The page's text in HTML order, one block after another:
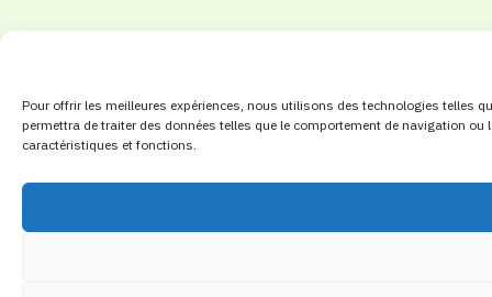
Pour offrir les meilleures expériences, nous utilisons des technologies telles
permettra de traiter des données telles que le comportement de navigation
caractéristiques et fonctions.